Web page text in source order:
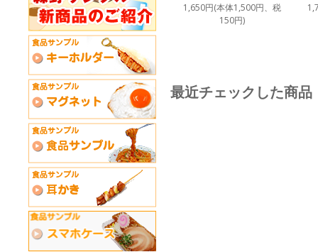
1,650円(本体1,500円、税
150円)
最近チェックした商品